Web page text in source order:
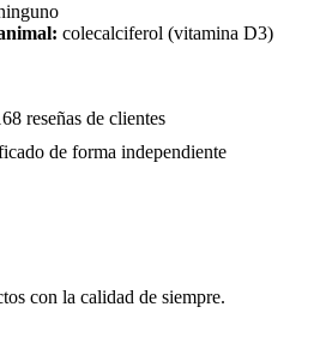
colecalciferol (vitamina D3)
reseñas de clientes
de forma independiente
con la calidad de siempre.